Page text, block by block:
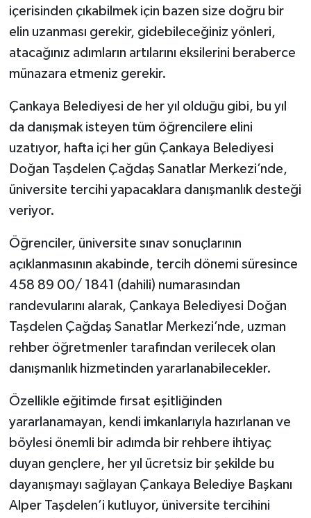
içerisinden çıkabilmek için bazen size doğru bir
elin uzanması gerekir, gidebileceğiniz yönleri,
atacağınız adımların artılarını eksilerini beraberce
münazara etmeniz gerekir.
Çankaya Belediyesi de her yıl olduğu gibi, bu yıl
da danışmak isteyen tüm öğrencilere elini
uzatıyor, hafta içi her gün Çankaya Belediyesi
Doğan Taşdelen Çağdaş Sanatlar Merkezi’nde,
üniversite tercihi yapacaklara danışmanlık desteği
veriyor.
Öğrenciler, üniversite sınav sonuçlarının
açıklanmasının akabinde, tercih dönemi süresince
458 89 00/ 1841 (dahili) numarasından
randevularını alarak, Çankaya Belediyesi Doğan
Taşdelen Çağdaş Sanatlar Merkezi’nde, uzman
rehber öğretmenler tarafından verilecek olan
danışmanlık hizmetinden yararlanabilecekler.
Özellikle eğitimde fırsat eşitliğinden
yararlanamayan, kendi imkanlarıyla hazırlanan ve
böylesi önemli bir adımda bir rehbere ihtiyaç
duyan gençlere, her yıl ücretsiz bir şekilde bu
dayanışmayı sağlayan Çankaya Belediye Başkanı
Alper Taşdelen’i kutluyor, üniversite tercihini